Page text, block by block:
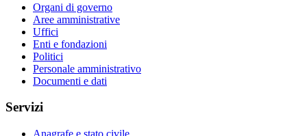
Organi di governo
Aree amministrative
Uffici
Enti e fondazioni
Politici
Personale amministrativo
Documenti e dati
Servizi